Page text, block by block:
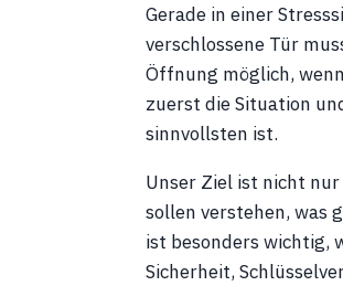
Gerade in einer
verschlossene Tür
Öffnung möglich,
zuerst die Situation
sinnvollsten ist.
Unser Ziel ist nicht
sollen verstehen, was
ist besonders wichtig,
Sicherheit,